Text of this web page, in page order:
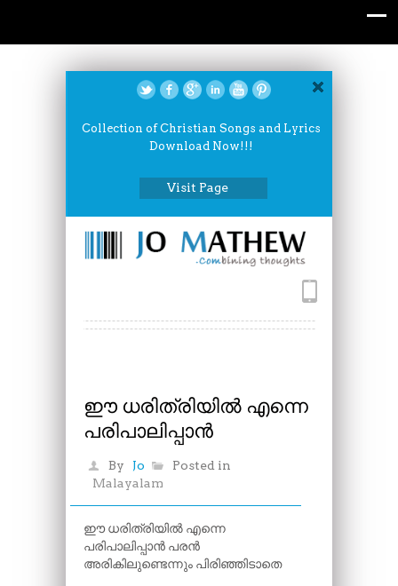
Collection of Christian Songs and Lyrics
Download Now!!!
Visit Page
ഈ ധരിത്രിയിൽ എന്നെ
പരിപാലിപ്പാൻ
By Jo
Posted in
Malayalam
ഈ ധരിത്രിയിൽ എന്നെ
പരിപാലിപ്പാൻ പരൻ
അരികിലുണ്ടെന്നും പിരിഞ്ഞിടാതെ